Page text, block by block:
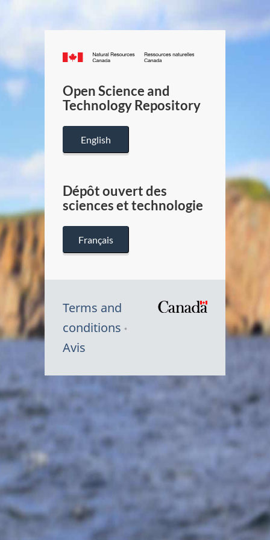
Canada.ca
/
Canada
Open Science and
Technology Repository
English
Dépôt ouvert des
sciences et technologie
Français
Terms and
conditions
Avis
Symbole
Canada